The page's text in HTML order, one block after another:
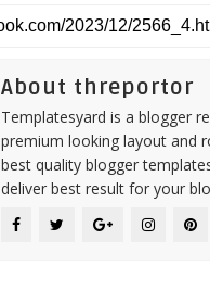
About threportor
Templatesyard is a blogger
premium looking layout and
best quality blogger
deliver best result for your